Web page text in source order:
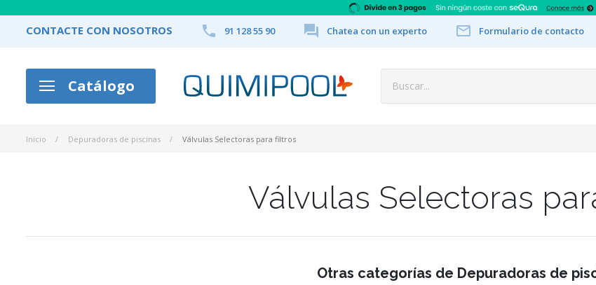
CONTACTE CON NOSOTROS  91 128 55 90  Chatea con un experto  Formulario de contacto
Catálogo
Inicio Depuradoras de piscinas Válvulas Selectoras para filtros
Válvulas Selectoras
Otras categorías de Depuradoras de